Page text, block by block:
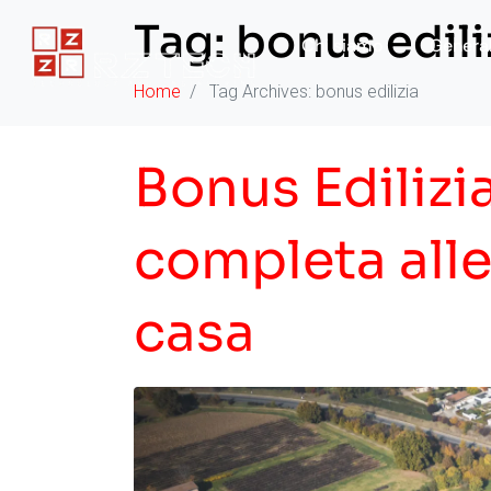
Chi siamo
Tag: bonus
Home Tag Archives: bonus edilizia
Bonus
completa
casa